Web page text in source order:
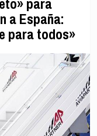
a España:
para todos»